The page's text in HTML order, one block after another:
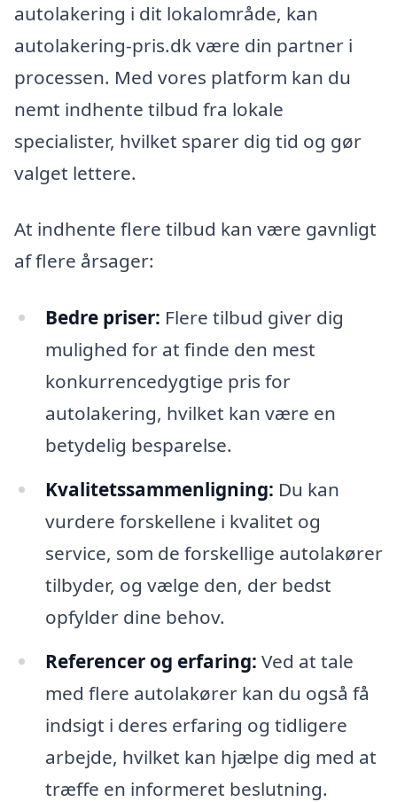
autolakering i dit lokalområde, kan
autolakering-pris.dk være din partner i
processen. Med vores platform kan du
nemt indhente tilbud fra lokale
specialister, hvilket sparer dig tid og gør
valget lettere.
At indhente flere tilbud kan være gavnligt
af flere årsager:
Bedre priser: Flere tilbud giver dig
mulighed for at finde den mest
konkurrencedygtige pris for
autolakering, hvilket kan være en
betydelig besparelse.
Kvalitetssammenligning: Du kan
vurdere forskellene i kvalitet og
service, som de forskellige autolakører
tilbyder, og vælge den, der bedst
opfylder dine behov.
Referencer og erfaring: Ved at tale
med flere autolakører kan du også få
indsigt i deres erfaring og tidligere
arbejde, hvilket kan hjælpe dig med at
træffe en informeret beslutning.